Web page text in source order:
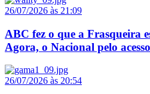
26/07/2026 às 21:09
ABC fez o que a Frasqueira
Agora, o Nacional pelo acesso
26/07/2026 às 20:54